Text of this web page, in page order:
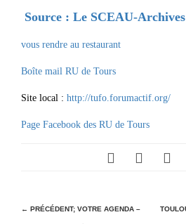
Source : Le SCEAU-
vous rendre au restaurant
Boîte mail RU de Tours
Site local : http://tufo.forumactif.org/
Page Facebook des RU de Tours
N
← PRÉCÉDENT; VOTRE AGENDA –